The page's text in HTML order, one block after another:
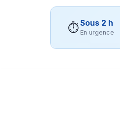
⏱Sous 2 h
En urgence